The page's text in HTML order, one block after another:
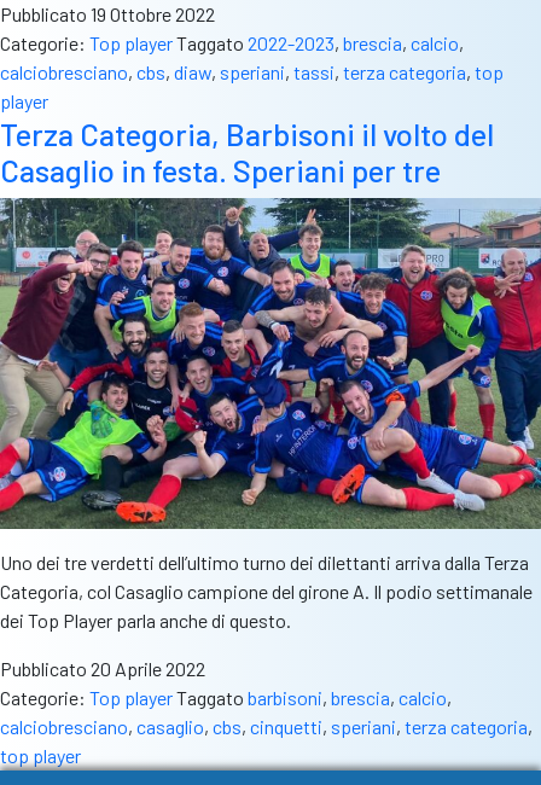
Pubblicato 19 Ottobre 2022
Categorie: Top playerTaggato 2022-2023, brescia, calcio,
calciobresciano, cbs, diaw, speriani, tassi, terza categoria, top
player
Terza Categoria, Barbisoni il volto del
Casaglio in festa. Speriani per tre
Uno dei tre verdetti dell’ultimo turno dei dilettanti arriva dalla Terza
Categoria, col Casaglio campione del girone A. Il podio settimanale
dei Top Player parla anche di questo.
Pubblicato 20 Aprile 2022
Categorie: Top playerTaggato barbisoni, brescia, calcio,
calciobresciano, casaglio, cbs, cinquetti, speriani, terza categoria,
top player